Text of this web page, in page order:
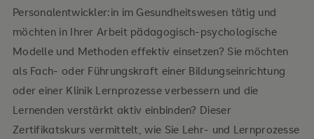
Personalentwickler:in im Gesundheitswesen tätig und
möchten in Ihrer Arbeit pädagogisch-psychologische
Modelle und Methoden effektiv einsetzen? Sie möchten
als Fach- oder Führungskraft einer Bildungseinrichtung
oder einer Klinik Lernprozesse verbessern und die
Lernenden verstärkt aktiv einbinden? Dieser
Zertifikatskurs vermittelt, wie Sie Lehr- und Lernprozesse